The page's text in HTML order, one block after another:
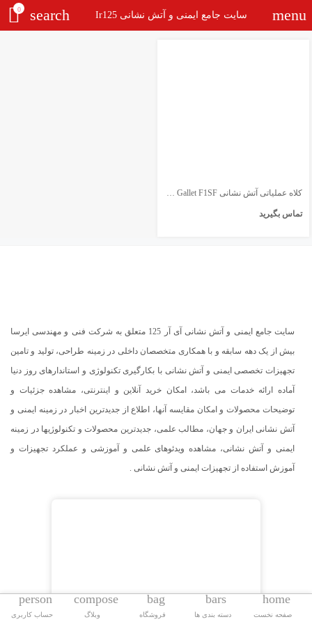
menu سایت جامع ایمنی و آتش نشانی Ir125 search
0
home
صفحه نخست
bars
دسته بندی ها
bag
فروشگاه
compose
وبلاگ
person
حساب کاربری
کلاه عملیاتی آتش نشانی MSA Gallet F1SF
تماس بگیرید
سایت جامع ایمنی و آتش نشانی آی آر 125 متعلق به شرکت فنی و مهندسی ایرسا
بیش از یک دهه سابقه و با همکاری متخصصان داخلی در زمینه طراحی، تولید و تامین
تجهیزات تخصصی ایمنی و آتش نشانی با بکارگیری تکنولوژی و استاندارهای روز دنیا
آماده ارائه خدمات می باشد، امکان خرید آنلاین و اینترنتی، مشاهده جزئیات و
توضیحات محصولات و امکان مقایسه آنها، اطلاع از جدیدترین اخبار در زمینه ایمنی و
آتش نشانی ایران و جهان، مطالب علمی، جدیدترین محصولات و تکنولوژیها در زمینه
ایمنی و آتش نشانی، مشاهده ویدئوهای علمی و آموزشی و عملکرد تجهیزات و
آموزش استفاده از تجهیزات ایمنی و آتش نشانی .